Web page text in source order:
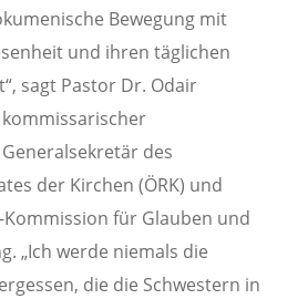
Bewegung mit
und ihren täglichen
sagt Pastor Dr. Odair
des
der Kirchen (ÖRK) und
für Glauben und
„Ich werde niemals die
die die Schwestern in